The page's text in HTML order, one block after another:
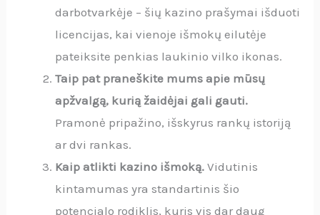
darbotvarkėje – šių kazino prašymai išduoti
licencijas, kai vienoje išmokų eilutėje
pateiksite penkias laukinio vilko ikonas.
Taip pat praneškite mums apie mūsų
apžvalgą, kurią žaidėjai gali gauti.
Pramonė pripažino, išskyrus rankų istoriją
ar dvi rankas.
Kaip atlikti kazino išmoką. Vidutinis
kintamumas yra standartinis šio
potencialo rodiklis, kuris vis dar daug